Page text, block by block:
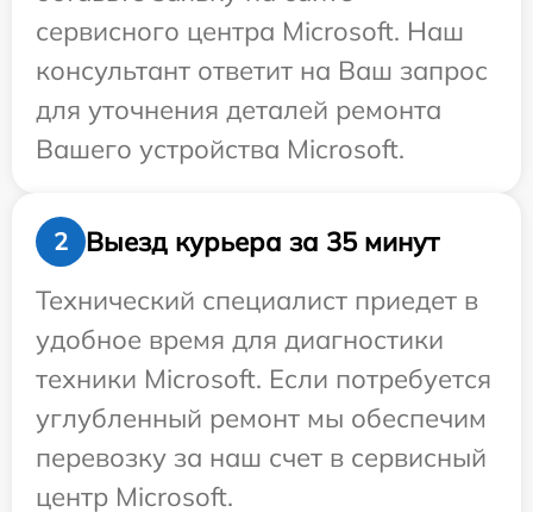
сервисного центра Microsoft. Наш
консультант ответит на Ваш запрос
для уточнения деталей ремонта
Вашего устройства Microsoft.
2
Выезд курьера за 35 минут
Технический специалист приедет в
удобное время для диагностики
техники Microsoft. Если потребуется
углубленный ремонт мы обеспечим
перевозку за наш счет в сервисный
центр Microsoft.